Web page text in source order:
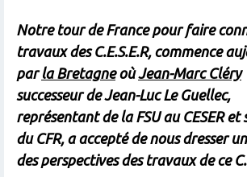
Notre tour de France pour faire
travaux des C.E.S.E.R, commence
parla BretagneoùJean-Marc Cléry
successeur de Jean-Luc Le Guellec,
représentant de la FSU au CESER et
du CFR, a accepté de nous dresser
des perspectives des travaux de ce